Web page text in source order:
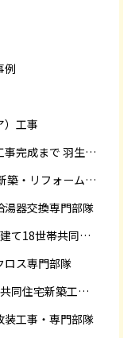
例
）工事
羽生市Ｓ様邸新築工事・
ーム ドローンにて空撮
湯器交換専門部隊
共同住宅の完成迄紹介
ロス専門部隊
工事完成迄の紹介です
装工事・専門部隊